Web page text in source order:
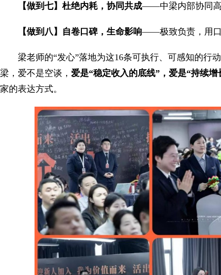
【做到七】杜绝内耗，协同共成——中梁内部协同高
【做到八】自卷口碑，生命影响——极致负责，用
梁老师的“发心”落地为这16条可执行、可感知的行
梁，爱不是空谈， 爱是“稳定收入的底线”，爱是“持续
家的表达方式。